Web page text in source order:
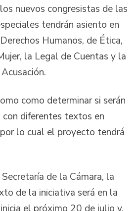
nuevos congresistas de las
tendrán asiento en
Humanos, de Ética,
la Legal de Cuentas y la
como determinar si serán
con diferentes textos en
lo cual el proyecto tendrá
de la Cámara, la
de la iniciativa será en la